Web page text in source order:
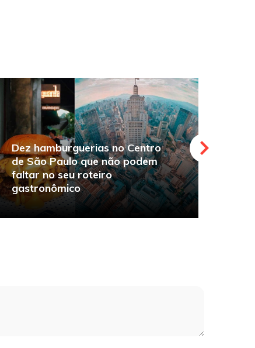
Dez hamburguerias no Centro
de São Paulo que não podem
faltar no seu roteiro
gastronômico